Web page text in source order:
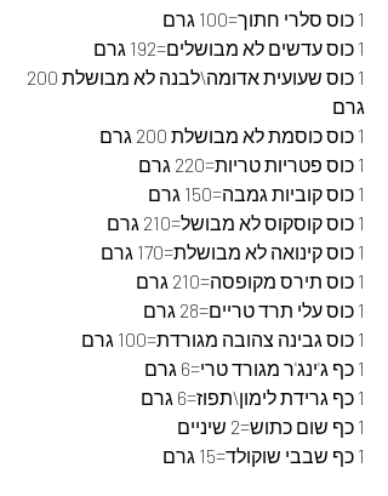
1 כוס סלרי חתוך=100 גרם
1 כוס עדשים לא מבושלים=192 גרם
גרם
1 כוס כוסמת לא מבושלת 200 גרם
1 כוס פטריות טריות=220 גרם
1 כוס קוביות גמבה=150 גרם
1 כוס קוסקוס לא מבושל=210 גרם
1 כוס קינואה לא מבושלת=170 גרם
1 כוס תירס מקופסה=210 גרם
1 כוס עלי תרד טריים=28 גרם
1 כוס גבינה צהובה מגורדת=100 גרם
1 כף ג'ינג'ר מגורד טרי=6 גרם
1 כף גרידת לימון\תפוז=6 גרם
1 כף שום כתוש=2 שיניים
1 כף שבבי שוקולד=15 גרם